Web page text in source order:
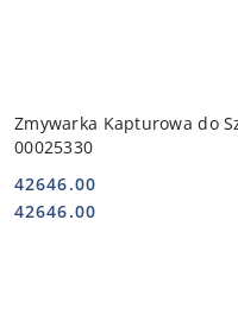
Zmywarka Kapturowa do
00025330
Cena:
42646.00
Cena:
42646.00